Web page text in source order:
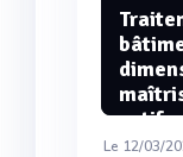
actif,
Le 12/03/